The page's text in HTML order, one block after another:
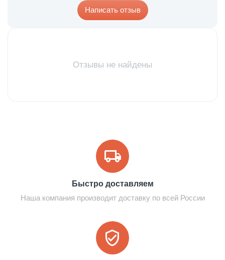
Написать отзыв
Отзывы не найдены
Быстро доставляем
Наша компания производит доставку по всей России